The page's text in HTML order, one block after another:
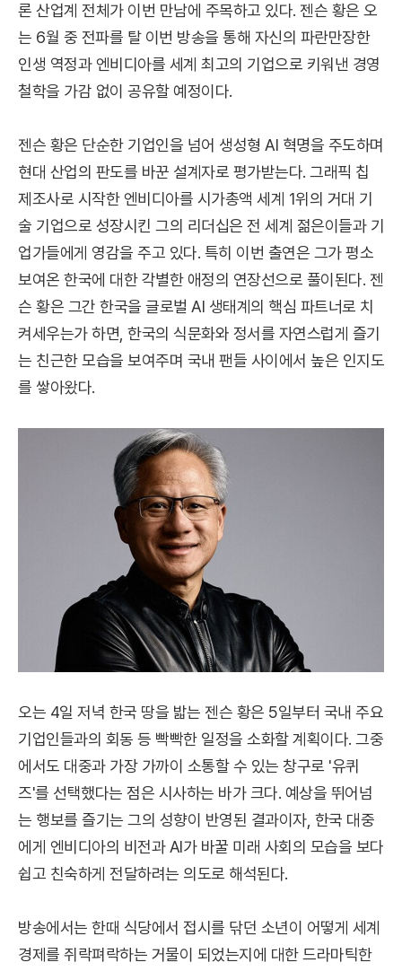
론 산업계 전체가 이번 만남에 주목하고 있다. 젠슨 황은 오
는 6월 중 전파를 탈 이번 방송을 통해 자신의 파란만장한
인생 역정과 엔비디아를 세계 최고의 기업으로 키워낸 경영
철학을 가감 없이 공유할 예정이다.
젠슨 황은 단순한 기업인을 넘어 생성형 AI 혁명을 주도하며
현대 산업의 판도를 바꾼 설계자로 평가받는다. 그래픽 칩
제조사로 시작한 엔비디아를 시가총액 세계 1위의 거대 기
술 기업으로 성장시킨 그의 리더십은 전 세계 젊은이들과 기
업가들에게 영감을 주고 있다. 특히 이번 출연은 그가 평소
보여온 한국에 대한 각별한 애정의 연장선으로 풀이된다. 젠
슨 황은 그간 한국을 글로벌 AI 생태계의 핵심 파트너로 치
켜세우는가 하면, 한국의 식문화와 정서를 자연스럽게 즐기
는 친근한 모습을 보여주며 국내 팬들 사이에서 높은 인지도
를 쌓아왔다.
오는 4일 저녁 한국 땅을 밟는 젠슨 황은 5일부터 국내 주요
기업인들과의 회동 등 빡빡한 일정을 소화할 계획이다. 그중
에서도 대중과 가장 가까이 소통할 수 있는 창구로 '유퀴
즈'를 선택했다는 점은 시사하는 바가 크다. 예상을 뛰어넘
는 행보를 즐기는 그의 성향이 반영된 결과이자, 한국 대중
에게 엔비디아의 비전과 AI가 바꿀 미래 사회의 모습을 보다
쉽고 친숙하게 전달하려는 의도로 해석된다.
방송에서는 한때 식당에서 접시를 닦던 소년이 어떻게 세계
경제를 쥐락펴락하는 거물이 되었는지에 대한 드라마틱한